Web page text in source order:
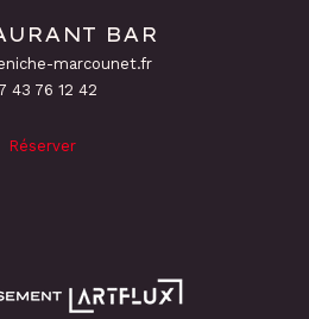
BAR
marcounet.fr
43 76 12 42
Réserver